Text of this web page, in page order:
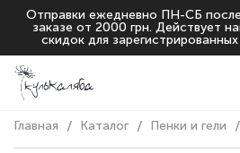
Отправки ежедневно ПН-СБ
заказе от 2000 грн. Действует
скидок для
Главная Каталог Пенки и гели